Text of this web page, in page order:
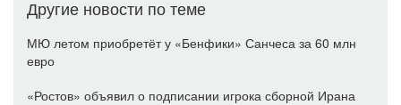
Другие новости по теме
МЮ летом приобретёт у «Бенфики» Санчеса за 60 млн
евро
«Ростов» объявил о подписании игрока сборной Ирана